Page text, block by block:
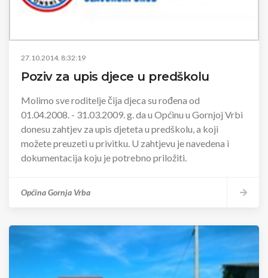
27.10.2014. 8:32:19
Poziv za upis djece u predškolu
Molimo sve roditelje čija djeca su rođena od
01.04.2008. - 31.03.2009. g. da u Općinu u Gornjoj Vrbi
donesu zahtjev za upis djeteta u predškolu, a koji
možete preuzeti u privitku. U zahtjevu je navedena i
dokumentacija koju je potrebno priložiti.
Općina Gornja Vrba